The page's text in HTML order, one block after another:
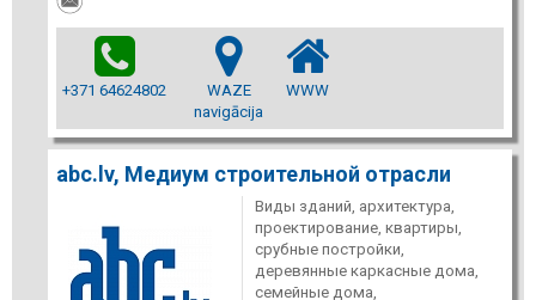
+371 64624802
WAZE
navigācija
WWW
abc.lv, Медиум строительной отрасли
Виды зданий, архитектура,
проектирование, квартиры,
срубные постройки,
деревянные каркасные дома,
семейные дома,